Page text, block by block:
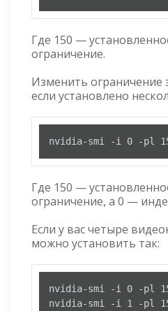
Где 150 —
ограничение.
Изменить ограничение
если установлено
nvidia-smi -i 0 -pl
Где 150 —
ограничение, а 0 —
Если у вас четыре
можно установить так:
nvidia-smi -i 0 -pl
nvidia-smi -i 1 -pl